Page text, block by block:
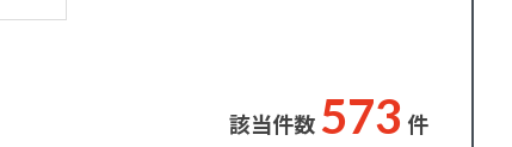
該当件数 573 件